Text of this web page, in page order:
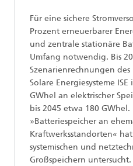
Für eine sichere
Prozent erneuerbarer
und zentrale stationäre
Umfang notwendig. Bis
Szenarienrechnungen
Solare Energiesysteme
GWhel an elektrischer
bis 2045 etwa 180
»Batteriespeicher an
Kraftwerksstandorten«
systemischen und
Großspeichern untersucht.